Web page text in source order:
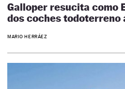
Galloper resucita como
dos coches todoterreno
MARIO HERRÁEZ